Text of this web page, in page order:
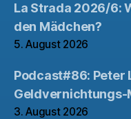
La Strada 2026/6:
den Mädchen?
5. August 2026
Podcast#86: Peter
Geldvernichtungs-
3. August 2026